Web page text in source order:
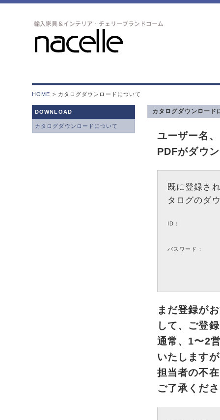
HOME > カタログダウンロードについて
DOWNLOAD
カタログダウンロードについて
カタログダウンロード
ユーザー名
PDFがダウ
既に登録さ
タログのダ
ID：
パスワード：
まだ登録が
して、ご登
通常、1〜2
いたします
担当者の不
ご了承くだ